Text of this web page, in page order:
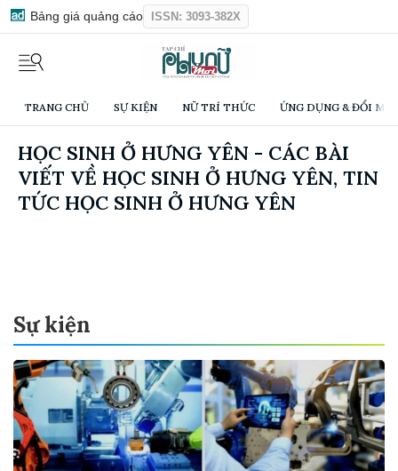
Bảng giá quảng cáo ISSN: 3093-382X
TRANG CHỦ SỰ KIỆN NỮ TRÍ THỨC ỨNG DỤNG & ĐỔI
HỌC SINH Ở HƯNG YÊN - CÁC BÀI
VIẾT VỀ HỌC SINH Ở HƯNG YÊN, TIN
TỨC HỌC SINH Ở HƯNG YÊN
Sự kiện